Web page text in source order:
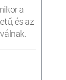
a
és az